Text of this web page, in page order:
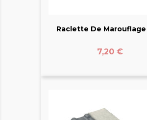
Raclette De Marouflage
Prix
7,20 €